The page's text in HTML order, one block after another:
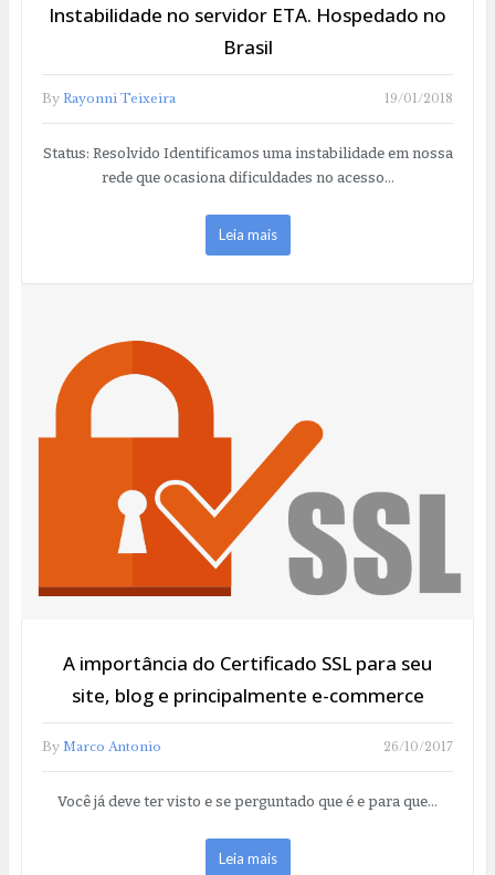
Instabilidade no servidor ETA. Hospedado no
Brasil
By Rayonni Teixeira 19/01/2018
Status: Resolvido Identificamos uma instabilidade em nossa
rede que ocasiona dificuldades no acesso…
Leia mais
A importância do Certificado SSL para seu
site, blog e principalmente e-commerce
By Marco Antonio 26/10/2017
Você já deve ter visto e se perguntado que é e para que…
Leia mais